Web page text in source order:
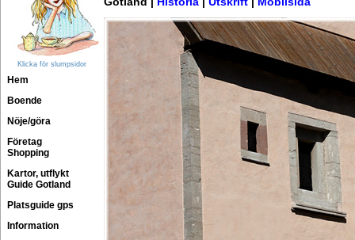
Klicka för slumpsidor
Hem
Boende
Nöje/göra
Företag
Shopping
Kartor, utflykt
Guide Gotland
Platsguide gps
Information